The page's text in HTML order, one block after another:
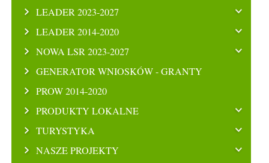
LEADER 2023-2027
LEADER 2014-2020
NOWA LSR 2023-2027
GENERATOR WNIOSKÓW - GRANTY
PROW 2014-2020
PRODUKTY LOKALNE
TURYSTYKA
NASZE PROJEKTY